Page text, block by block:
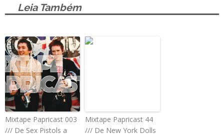
Leia Também
Mixtape Papricast 003
/// De Sex Pistols a
Mixtape Papricast 44
/// De New York Dolls